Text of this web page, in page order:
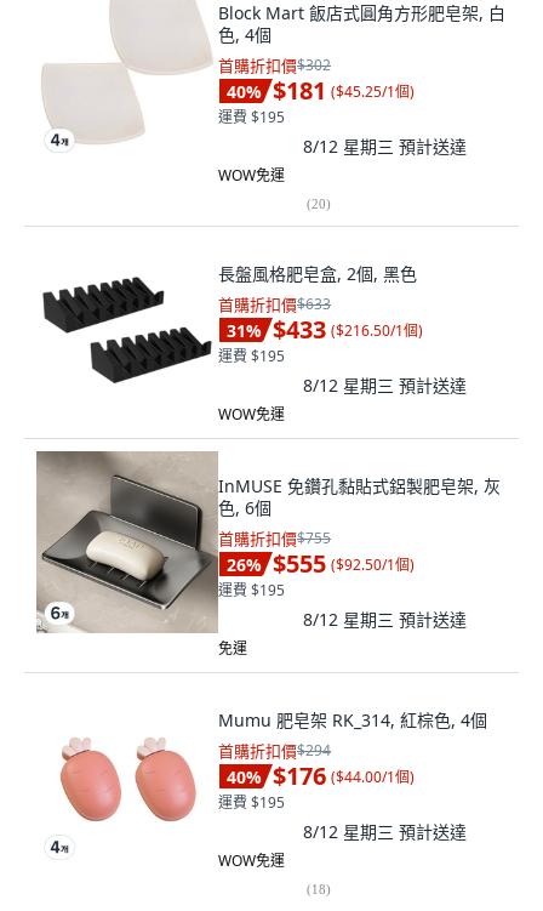
Block Mart 飯店式圓角方形肥皂架, 白
色, 4個
首購折扣價$302
40% $181 ($45.25/1個)
運費 $195
8/12 星期三 預計送達
WOW免運
(20)
長盤風格肥皂盒, 2個, 黑色
首購折扣價$633
31% $433 ($216.50/1個)
運費 $195
8/12 星期三 預計送達
WOW免運
InMUSE 免鑽孔黏貼式鋁製肥皂架, 灰
色, 6個
首購折扣價$755
26% $555 ($92.50/1個)
運費 $195
8/12 星期三 預計送達
免運
Mumu 肥皂架 RK_314, 紅棕色, 4個
首購折扣價$294
40% $176 ($44.00/1個)
運費 $195
8/12 星期三 預計送達
WOW免運
(18)